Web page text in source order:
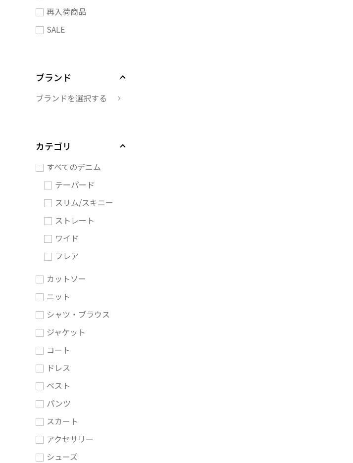
再入荷商品
SALE
ブランド
ブランドを選択する
カテゴリ
すべてのデニム
テーパード
スリム/スキニー
ストレート
ワイド
フレア
カットソー
ニット
シャツ・ブラウス
ジャケット
コート
ドレス
ベスト
パンツ
スカート
アクセサリー
シューズ